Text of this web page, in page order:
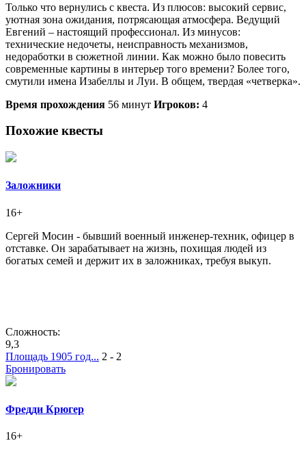
Только что вернулись с квеста. Из плюсов: высокий сервис,
уютная зона ожидания, потрясающая атмосфера. Ведущий
Евгений – настоящий профессионал. Из минусов:
технические недочеты, неисправность механизмов,
недоработки в сюжетной линии. Как можно было повесить
современные картины в интерьер того времени? Более того,
смутили имена Изабеллы и Луи. В общем, твердая «четверка».
Время прохождения 56 минут Игроков: 4
Похожие квесты
Заложники
16+
Сергей Мосин - бывший военный инженер-техник, офицер в
отставке. Он зарабатывает на жизнь, похищая людей из
богатых семей и держит их в заложниках, требуя выкуп.
Сложность:
9,3
Площадь 1905 год... 2 - 2
Бронировать
Фредди Крюгер
16+